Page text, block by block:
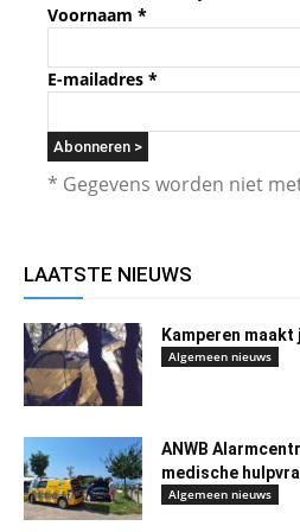
Voornaam *
E-mailadres *
* Gegevens worden niet
LAATSTE NIEUWS
Kamperen
Algemeen nieuws
ANWB
medische
Algemeen nieuws